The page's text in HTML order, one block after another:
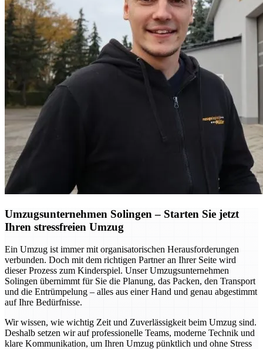
Umzugsunternehmen Solingen – Starten Sie jetzt
Ihren stressfreien Umzug
Ein Umzug ist immer mit organisatorischen Herausforderungen
verbunden. Doch mit dem richtigen Partner an Ihrer Seite wird
dieser Prozess zum Kinderspiel. Unser Umzugsunternehmen
Solingen übernimmt für Sie die Planung, das Packen, den Transport
und die Entrümpelung – alles aus einer Hand und genau abgestimmt
auf Ihre Bedürfnisse.
Wir wissen, wie wichtig Zeit und Zuverlässigkeit beim Umzug sind.
Deshalb setzen wir auf professionelle Teams, moderne Technik und
klare Kommunikation, um Ihren Umzug pünktlich und ohne Stress